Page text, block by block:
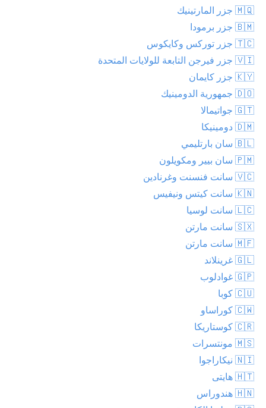
🇲🇶 جزر المارتينيك
🇧🇲 جزر برمودا
🇹🇨 جزر توركس وكايكوس
🇻🇮 جزر فيرجن التابعة للولايات المتحدة
🇰🇾 جزر كايمان
🇩🇴 جمهورية الدومينيك
🇬🇹 جواتيمالا
🇩🇲 دومينيكا
🇧🇱 سان بارتليمي
🇵🇲 سان بيير ومكويلون
🇻🇨 سانت فنسنت وغرنادين
🇰🇳 سانت كيتس ونيفيس
🇱🇨 سانت لوسيا
🇸🇽 سانت مارتن
🇲🇫 سانت مارتن
🇬🇱 غرينلاند
🇬🇵 غوادلوب
🇨🇺 كوبا
🇨🇼 كوراساو
🇨🇷 كوستاريكا
🇲🇸 مونتسرات
🇳🇮 نيكاراجوا
🇭🇹 هايتى
🇭🇳 هندوراس